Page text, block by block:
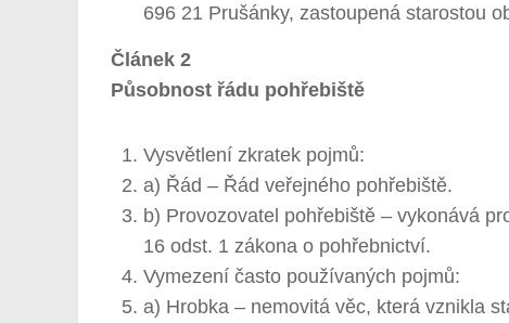
696 21 Prušánky, zastoupená starostou
Článek 2
Působnost řádu pohřebiště
Vysvětlení zkratek pojmů:
a) Řád – Řád veřejného pohřebiště.
b) Provozovatel pohřebiště – vykonává
16 odst. 1 zákona o pohřebnictví.
Vymezení často používaných pojmů:
a) Hrobka – nemovitá věc, která vznikla